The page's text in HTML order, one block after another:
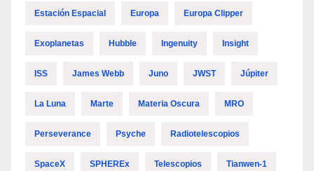
Estación Espacial Europa Europa Clipper
Exoplanetas Hubble Ingenuity Insight
ISS James Webb Juno JWST Júpiter
La Luna Marte Materia Oscura MRO
Perseverance Psyche Radiotelescopios
SpaceX SPHEREx Telescopios Tianwen-1